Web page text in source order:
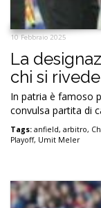
10 Febbraio 2025
La
chi si
In patria è famoso
convulsa partita di
Tags: anfield, arbitro,
Playoff, Umit Meler